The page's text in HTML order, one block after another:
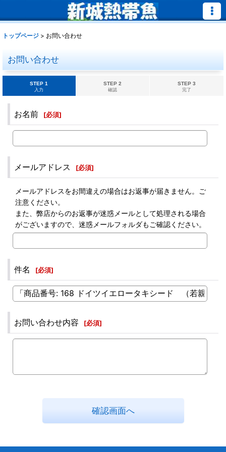
トップページ > お問い合わせ
お問い合わせ
STEP 1
入力
STEP 2
確認
STEP 3
完了
お名前 [必須]
メールアドレス [必須]
メールアドレスをお間違えの場合はお返事が届きません。ご
注意ください。
また、弊店からのお返事が迷惑メールとして処理される場合
がございますので、迷惑メールフォルダもご確認ください。
件名 [必須]
お問い合わせ内容 [必須]
確認画面へ